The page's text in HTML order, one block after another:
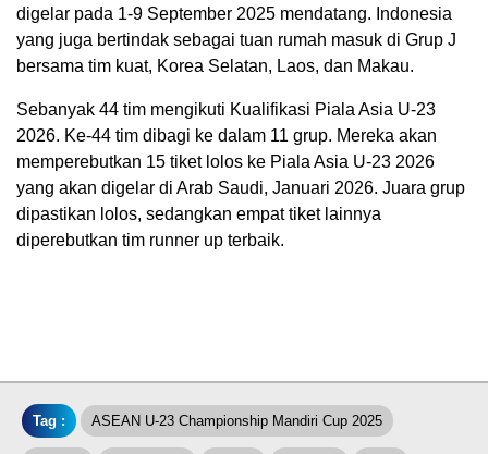
digelar pada 1-9 September 2025 mendatang. Indonesia
yang juga bertindak sebagai tuan rumah masuk di Grup J
bersama tim kuat, Korea Selatan, Laos, dan Makau.
Sebanyak 44 tim mengikuti Kualifikasi Piala Asia U-23
2026. Ke-44 tim dibagi ke dalam 11 grup. Mereka akan
memperebutkan 15 tiket lolos ke Piala Asia U-23 2026
yang akan digelar di Arab Saudi, Januari 2026. Juara grup
dipastikan lolos, sedangkan empat tiket lainnya
diperebutkan tim runner up terbaik.
Tag : ASEAN U-23 Championship Mandiri Cup 2025